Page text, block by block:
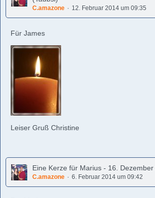
C.amazone 12. Februar 2014 um 09:35
Für James
Leiser Gruß Christine
Eine Kerze für Marius - 16.
C.amazone 6. Februar 2014 um 09:42